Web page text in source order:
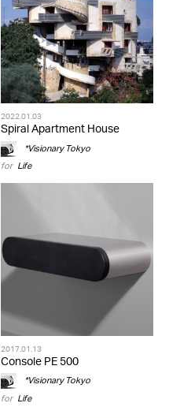
2022.01.03
Spiral Apartment House
*Visionary Tokyo
for Life
2017.01.13
Console PE 500
*Visionary Tokyo
for Life